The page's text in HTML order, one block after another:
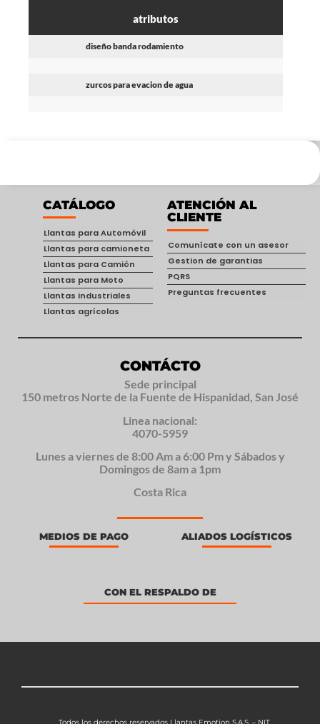
atributos
diseño banda rodamiento
zurcos para evacion de agua
CATÁLOGO
Llantas para Automóvil
Llantas para camioneta
Llantas para Camión
Llantas para Moto
Llantas industriales
Llantas agrícolas
ATENCIÓN AL
CLIENTE
Comunícate con un asesor
Gestion de garantias
PQRS
Preguntas frecuentes
CONTÁCTO
Sede principal
150 metros Norte de la Fuente de Hispanidad, San José
Linea nacional:
4070-5959
Lunes a viernes de 8:00 Am a 6:00 Pm y Sábados y
Domingos de 8am a 1pm
Costa Rica
MEDIOS DE PAGO ALIADOS LOGÍSTICOS
CON EL RESPALDO DE
Todos los derechos reservados Llantas Emotion S.A.S. – NIT